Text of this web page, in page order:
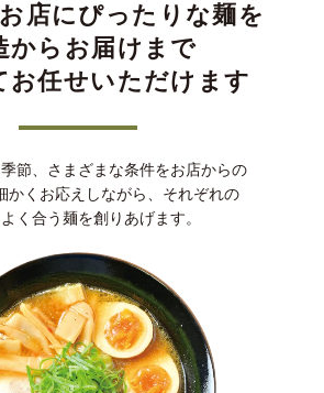
店にぴったりな麺を
からお届けまで
お任せいただけます
節、さまざまな条件をお店からの
かくお応えしながら、それぞれの
く合う麺を創りあげます。